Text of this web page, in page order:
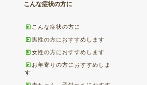
こんな症状の方に
こんな症状の方に
男性の方におすすめします
女性の方におすすめします
お年寄りの方におすすめしま
す